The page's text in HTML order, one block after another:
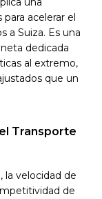
acelerar el
a Suiza. Es una
dedicada
al extremo,
que un
Transporte
la velocidad de
de